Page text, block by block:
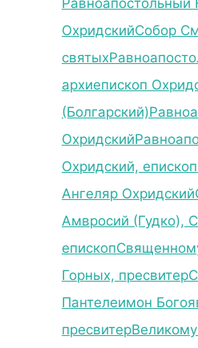
Равноапостольный
ОхридскийСобор
святых
архиепископ
(Болгарский)
Охридский
Охридский, епископ
Ангеляр Охридский
Амвросий (Гудко),
епископ
Горных, пресвитер
Пантелеимон
пресвитер